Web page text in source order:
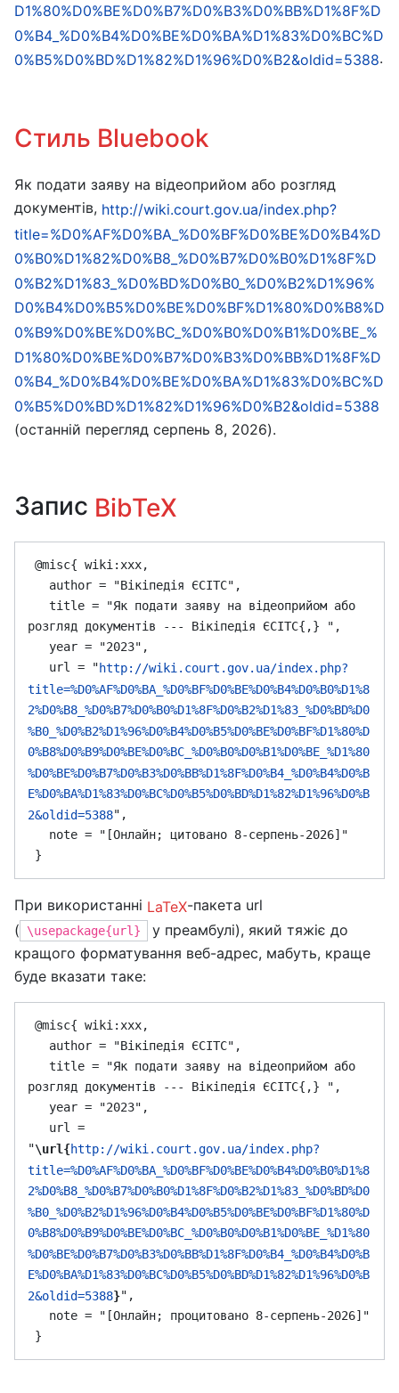
D1%80%D0%BE%D0%B7%D0%B3%D0%BB%D1%8F%D
0%B4_%D0%B4%D0%BE%D0%BA%D1%83%D0%BC%D
0%B5%D0%BD%D1%82%D1%96%D0%B2&oldid=5388.
Стиль Bluebook
Як подати заяву на відеоприйом або розгляд
документів, http://wiki.court.gov.ua/index.php?
title=%D0%AF%D0%BA_%D0%BF%D0%BE%D0%B4%D
0%B0%D1%82%D0%B8_%D0%B7%D0%B0%D1%8F%D
0%B2%D1%83_%D0%BD%D0%B0_%D0%B2%D1%96%
D0%B4%D0%B5%D0%BE%D0%BF%D1%80%D0%B8%D
0%B9%D0%BE%D0%BC_%D0%B0%D0%B1%D0%BE_%
D1%80%D0%BE%D0%B7%D0%B3%D0%BB%D1%8F%D
0%B4_%D0%B4%D0%BE%D0%BA%D1%83%D0%BC%D
0%B5%D0%BD%D1%82%D1%96%D0%B2&oldid=5388
(останній перегляд серпень 8, 2026).
Запис BibTeX
розгляд документів --- Вікіпедія ЄСІТС{,} ",
   url = "
http://wiki.court.gov.ua/index.php?
title=%D0%AF%D0%BA_%D0%BF%D0%BE%D0%B4%D0%B0%D1%8
2%D0%B8_%D0%B7%D0%B0%D1%8F%D0%B2%D1%83_%D0%BD%D0
%B0_%D0%B2%D1%96%D0%B4%D0%B5%D0%BE%D0%BF%D1%80%D
0%B8%D0%B9%D0%BE%D0%BC_%D0%B0%D0%B1%D0%BE_%D1%80
%D0%BE%D0%B7%D0%B3%D0%BB%D1%8F%D0%B4_%D0%B4%D0%B
E%D0%BA%D1%83%D0%BC%D0%B5%D0%BD%D1%82%D1%96%D0%B
2&oldid=5388",
При використанні LaTeX-пакета url
(
\usepackage{url}
у преамбулі), який тяжіє до
кращого форматування веб-адрес, мабуть, краще
буде вказати таке:
розгляд документів --- Вікіпедія ЄСІТС{,} ",
"\url{http://wiki.court.gov.ua/index.php?
title=%D0%AF%D0%BA_%D0%BF%D0%BE%D0%B4%D0%B0%D1%8
2%D0%B8_%D0%B7%D0%B0%D1%8F%D0%B2%D1%83_%D0%BD%D0
%B0_%D0%B2%D1%96%D0%B4%D0%B5%D0%BE%D0%BF%D1%80%D
0%B8%D0%B9%D0%BE%D0%BC_%D0%B0%D0%B1%D0%BE_%D1%80
%D0%BE%D0%B7%D0%B3%D0%BB%D1%8F%D0%B4_%D0%B4%D0%B
E%D0%BA%D1%83%D0%BC%D0%B5%D0%BD%D1%82%D1%96%D0%B
2&oldid=5388}",